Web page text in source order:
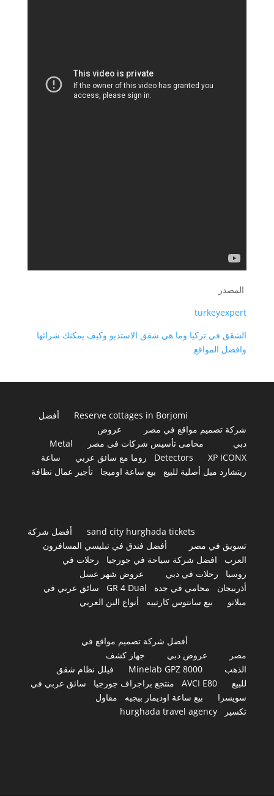
المصدر
turkeyexpert
الشقق في تركيا وما هي شقق الاستديو وكيف يمكنك شرائها
وافضل المواقع
Reserve cottages in Borjomi
أفضل
شركة تصميم مواقع في مصر
عروض
دبي
محامى تأسيس شركات فى مصر
Metal
Detectors
XP ICONX روما مع سائق عربي
ساعة
ريتشارد ميل أصلية للبيع
بيع ساعة اوميجا تأجير عمال نظافة
sand city hurghada tickets
أفضل شركة
تسويق في مصر
أفضل فندق في تبليسي المسافرون
العرب
افضل شركة سياحة في جورجيا
رحلات في
روسيا
رحلات في دبي
عروض شهر عسل
أذربيجان
محامي في جدة GR 4 Dual
سائق عربي في
ميلانو
بيع سانتوس كارتييه أنواع البن العربي
أفضل شركة تصميم مواقع في
مصر
عروض دبي
جهاز كشف
الذهب
Minelab GPZ 8000
فيلل نظام شقق
للبيع
AVCI E80 منتجع براجراف جورجيا
سائق عربي في
سويسرا
بيع ساعة اوديمار بيجيه
مقاول
تكسير
hurghada travel agency